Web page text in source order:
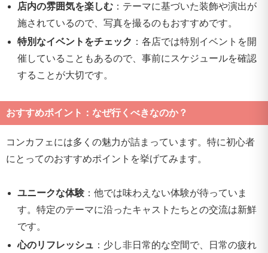
店内の雰囲気を楽しむ ：テーマに基づいた装飾や演出が
施されているので、写真を撮るのもおすすめです。
特別なイベントをチェック ：各店では特別イベントを開
催していることもあるので、事前にスケジュールを確認
することが大切です。
おすすめポイント：なぜ行くべきなのか？
コンカフェには多くの魅力が詰まっています。特に初心者
にとってのおすすめポイントを挙げてみます。
ユニークな体験 ：他では味わえない体験が待っていま
す。特定のテーマに沿ったキャストたちとの交流は新鮮
です。
心のリフレッシュ ：少し非日常的な空間で、日常の疲れ